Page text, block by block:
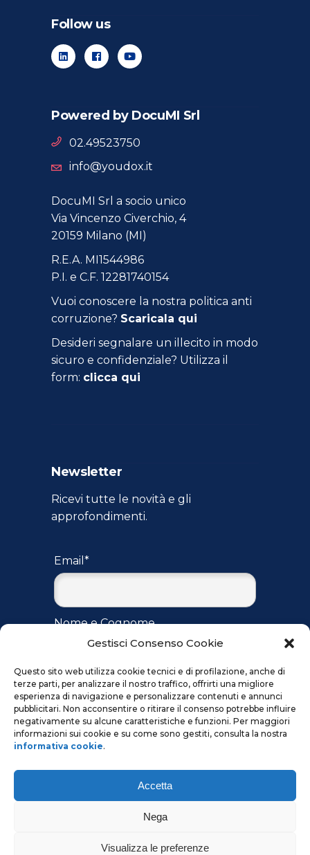
Gestisci Consenso Cookie
Questo sito web utilizza cookie tecnici e di profilazione, anche di
terze parti, per analizzare il nostro traffico, offrirti una migliore
esperienza di navigazione e personalizzare contenuti e annunci
pubblicitari. Non acconsentire o ritirare il consenso potrebbe influire
negativamente su alcune caratteristiche e funzioni. Per maggiori
informazioni sui cookie e su come sono gestiti, consulta la nostra
informativa cookie.
Accetta
Nega
Visualizza le preferenze
Follow us
Powered by DocuMI Srl
02.49523750
info@youdox.it
DocuMI Srl a socio unico
Via Vincenzo Civerchio, 4
20159 Milano (MI)
R.E.A. MI1544986
P.I. e C.F. 12281740154
Vuoi conoscere la nostra politica anti
corruzione? Scaricala qui
Desideri segnalare un illecito in modo
sicuro e confidenziale? Utilizza il
form: clicca qui
Newsletter
Ricevi tutte le novità e gli
approfondimenti.
Email*
Nome e Cognome
Accettol'informativaper il
trattamento dei dati ai sensi del
regolamento UE 2016/679